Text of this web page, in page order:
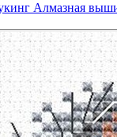
Алмазная